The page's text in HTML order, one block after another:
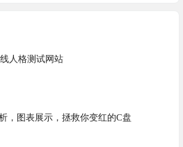
人格测试网站
，图表展示，拯救你变红的C盘